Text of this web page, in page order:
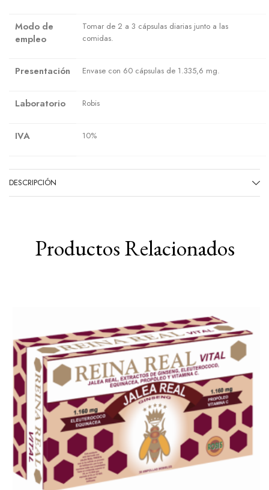
Modo de
empleo
Tomar de 2 a 3 cápsulas diarias junto a las
comidas.
Presentación Envase con 60 cápsulas de 1.335,6 mg.
Laboratorio Robis
IVA 10%
DESCRIPCIÓN
Productos Relacionados